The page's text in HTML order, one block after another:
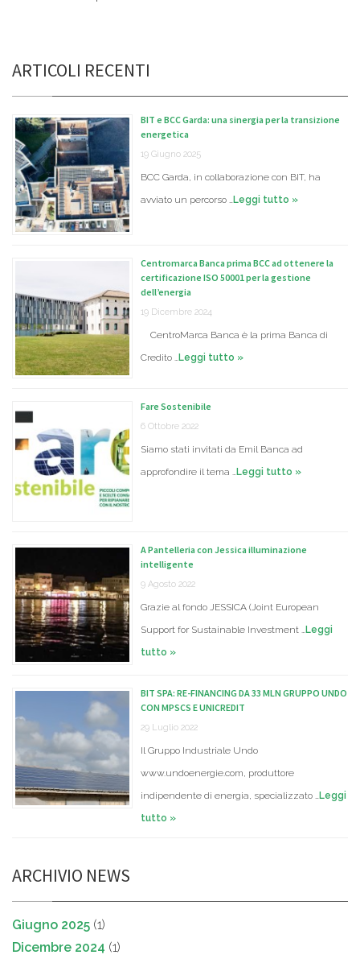
ARTICOLI RECENTI
BIT e BCC Garda: una sinergia per la transizione
energetica
19 Giugno 2025
BCC Garda, in collaborazione con BIT, ha
avviato un percorso …Leggi tutto »
Centromarca Banca prima BCC ad ottenere la
certificazione ISO 50001 per la gestione
dell’energia
19 Dicembre 2024
CentroMarca Banca è la prima Banca di
Credito …Leggi tutto »
Fare Sostenibile
6 Ottobre 2022
Siamo stati invitati da Emil Banca ad
approfondire il tema …Leggi tutto »
A Pantelleria con Jessica illuminazione
intelligente
9 Agosto 2022
Grazie al fondo JESSICA (Joint European
Support for Sustainable Investment …Leggi
tutto »
BIT SPA: RE-FINANCING DA 33 MLN GRUPPO UNDO
CON MPSCS E UNICREDIT
29 Luglio 2022
Il Gruppo Industriale Undo
www.undoenergie.com, produttore
indipendente di energia, specializzato …Leggi
tutto »
ARCHIVIO NEWS
Giugno 2025 (1)
Dicembre 2024 (1)